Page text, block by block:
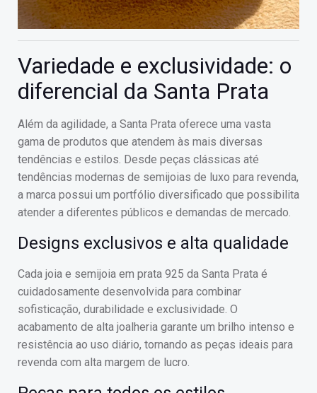
Variedade e exclusividade: o
diferencial da Santa Prata
Além da agilidade, a Santa Prata oferece uma vasta
gama de produtos que atendem às mais diversas
tendências e estilos. Desde peças clássicas até
tendências modernas de semijoias de luxo para revenda,
a marca possui um portfólio diversificado que possibilita
atender a diferentes públicos e demandas de mercado.
Designs exclusivos e alta qualidade
Cada joia e semijoia em prata 925 da Santa Prata é
cuidadosamente desenvolvida para combinar
sofisticação, durabilidade e exclusividade. O
acabamento de alta joalheria garante um brilho intenso e
resistência ao uso diário, tornando as peças ideais para
revenda com alta margem de lucro.